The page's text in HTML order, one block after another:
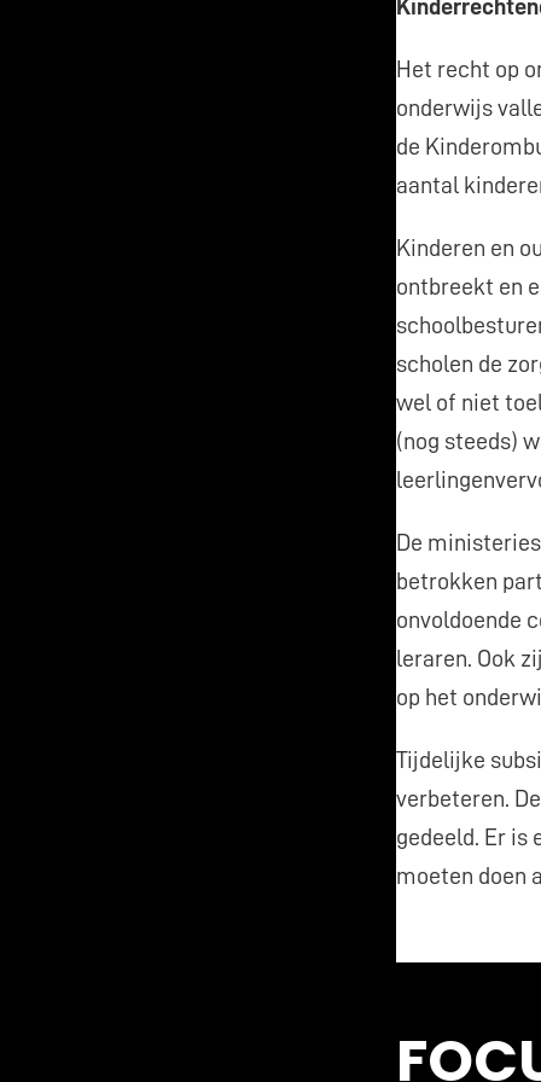
Het recht op
onderwijs
de
aantal
Kinderen en
ontbreekt en
scholen de
wel of niet
(nog steeds)
De
betrokken
onvoldoende
leraren. Ook
op het
Tijdelijke
verbeteren.
gedeeld. Er is
moeten doen